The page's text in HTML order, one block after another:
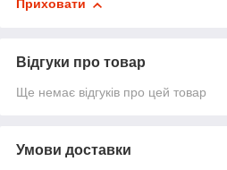
Приховати
Відгуки про товар
Ще немає відгуків про цей товар
Умови доставки